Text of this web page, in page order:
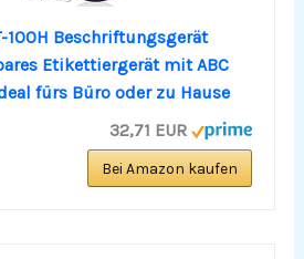
100H Beschriftungsgerät
Etikettiergerät mit ABC
fürs Büro oder zu Hause
32,71 EUR
Bei Amazon kaufen